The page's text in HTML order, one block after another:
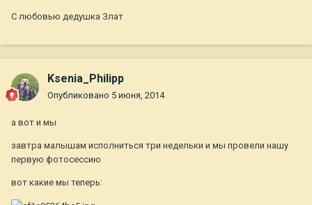
С любовью дедушка Злат
Ksenia_Philipp
Опубликовано 5 июня, 2014
а вот и мы
завтра малышам исполниться три недельки и мы провели нашу
первую фотосессию
вот какие мы теперь: